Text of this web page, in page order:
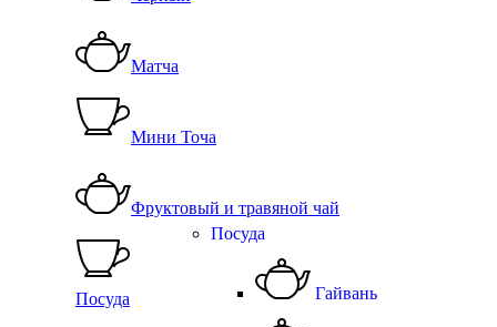
Матча
Мини Точа
Фруктовый и травяной чай
Посуда
Посуда
Гайвань